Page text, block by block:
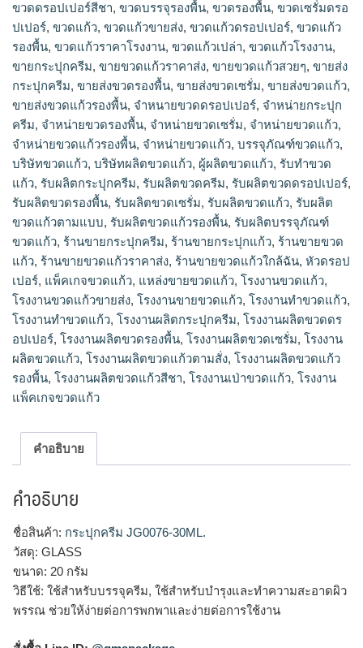
ขวดดรอปเปอร์สีชา, ขวดบรรจุรองพื้น, ขวดรองพื้น, ขวดเซรั่มดรอ
ปเปอร์, ขวดแก้ว, ขวดแก้วขายส่ง, ขวดแก้วดรอปเปอร์, ขวดแก้ว
รองพื้น, ขวดแก้วราคาโรงงาน, ขวดแก้วเปล่า, ขวดแก้วโรงงาน,
ขายกระปุกครีม, ขายขวดแก้วราคาส่ง, ขายขวดแก้วสวยๆ, ขายส่ง
กระปุกครีม, ขายส่งขวดรองพื้น, ขายส่งขวดเซรั่ม, ขายส่งขวดแก้ว,
ขายส่งขวดแก้วรองพื้น, จำหนายขวดดรอปเปอร์, จำหน่ายกระปุก
ครีม, จำหน่ายขวดรองพื้น, จำหน่ายขวดเซรั่ม, จำหน่ายขวดแก้ว,
จำหน่ายขวดแก้วรองพื้น, จําหน่ายขวดแก้ว, บรรจุภัณฑ์ขวดแก้ว,
บริษัทขวดแก้ว, บริษัทผลิตขวดแก้ว, ผู้ผลิตขวดแก้ว, รับทำขวด
แก้ว, รับผลิตกระปุกครีม, รับผลิตขวดครีม, รับผลิตขวดดรอปเปอร์,
รับผลิตขวดรองพื้น, รับผลิตขวดเซรั่ม, รับผลิตขวดแก้ว, รับผลิต
ขวดแก้วตามแบบ, รับผลิตขวดแก้วรองพื้น, รับผลิตบรรจุภัณฑ์
ขวดแก้ว, ร้านขายกระปุกครีม, ร้านขายกระปุกแก้ว, ร้านขายขวด
แก้ว, ร้านขายขวดแก้วราคาส่ง, ร้านขายขวดแก้วใกล้ฉัน, หัวดรอป
เปอร์, แพ็คเกจขวดแก้ว, แหล่งขายขวดแก้ว, โรงงานขวดแก้ว,
โรงงานขวดแก้วขายส่ง, โรงงานขายขวดแก้ว, โรงงานทำขวดแก้ว,
โรงงานทําขวดแก้ว, โรงงานผลิตกระปุกครีม, โรงงานผลิตขวดดร
อปเปอร์, โรงงานผลิตขวดรองพื้น, โรงงานผลิตขวดเซรั่ม, โรงงาน
ผลิตขวดแก้ว, โรงงานผลิตขวดแก้วตามสั่ง, โรงงานผลิตขวดแก้ว
รองพื้น, โรงงานผลิตขวดแก้วสีชา, โรงงานเป่าขวดแก้ว, โรงงาน
แพ็คเกจขวดแก้ว
คำอธิบาย
คำอธิบาย
ชื่อสินค้า: กระปุกครีม JG0076-30ML.
วัสดุ: GLASS
ขนาด: 20 กรัม
วิธีใช้: ใช้สำหรับบรรจุครีม, ใช้สำหรับบำรุงและทำความสะอาดผิว
พรรณ ช่วยให้ง่ายต่อการพกพาและง่ายต่อการใช้งาน